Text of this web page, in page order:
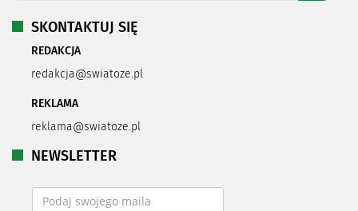
SKONTAKTUJ SIĘ
REDAKCJA
redakcja@swiatoze.pl
REKLAMA
reklama@swiatoze.pl
NEWSLETTER